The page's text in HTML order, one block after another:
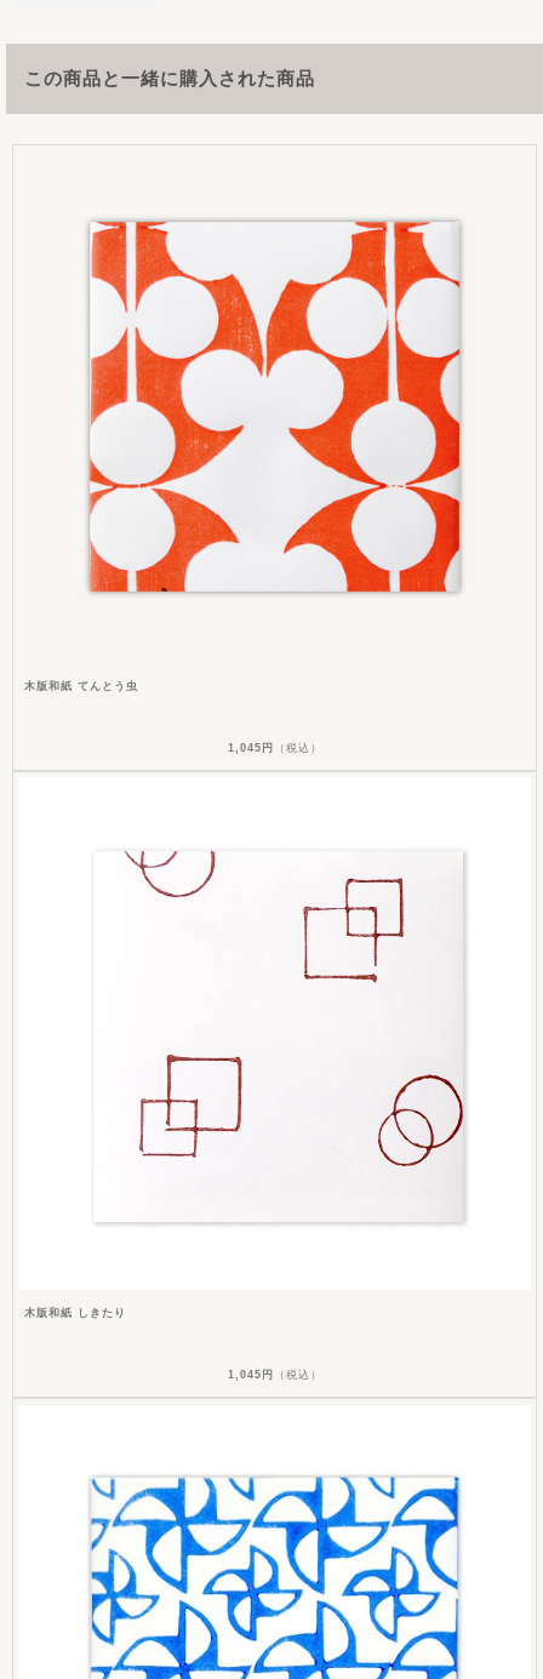
この商品と一緒に購入された商品
木版和紙 てんとう虫
1,045円 （税込）
木版和紙 しきたり
1,045円 （税込）